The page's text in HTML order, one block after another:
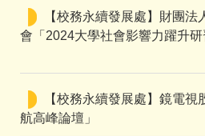
【校務永續發展處】財團
會「2024大學社會影響力躍升研
【校務永續發展處】鏡電
航高峰論壇」